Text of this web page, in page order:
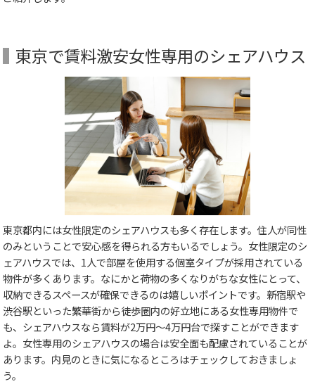
東京で賃料激安女性専用のシェアハウス
東京都内には女性限定のシェアハウスも多く存在します。住人が同性
のみということで安心感を得られる方もいるでしょう。女性限定のシ
ェアハウスでは、1人で部屋を使用する個室タイプが採用されている
物件が多くあります。なにかと荷物の多くなりがちな女性にとって、
収納できるスペースが確保できるのは嬉しいポイントです。新宿駅や
渋谷駅といった繁華街から徒歩圏内の好立地にある女性専用物件で
も、シェアハウスなら賃料が2万円～4万円台で探すことができます
よ。女性専用のシェアハウスの場合は安全面も配慮されていることが
あります。内見のときに気になるところはチェックしておきましょ
う。